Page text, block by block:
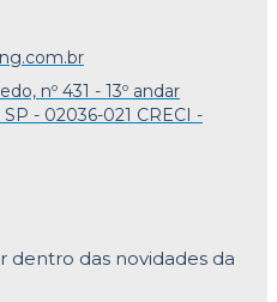
nº 431 - 13º andar
- 02036-021 CRECI -
dentro das novidades da